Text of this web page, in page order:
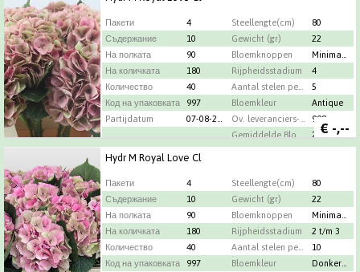
Пакети 4 Steellengte(cm)
80
Съдержание
10 Gewicht (gr)
22
На полката
90 Bloemknoppen
На количката
180 Rijpheidsstadium
4
Количество
40 Aantal stelen per bos
5
Код на упаковката
997 Bloemkleur
Antique
Partijdatum
998
22 Cm
Land van herkomst
NL
Качество
A1
€ -,--
Hydr M Royal Love Cl
Пакети 4 Steellengte(cm)
80
Съдержание
10 Gewicht (gr)
22
На полката
90 Bloemknoppen
На количката
180 Rijpheidsstadium
2 t/m 3
Количество
40 Aantal stelen per bos
10
Код на упаковката
997 Bloemkleur
Donkergroen